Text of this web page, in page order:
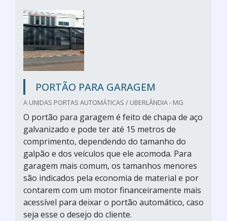
PORTÃO PARA GARAGEM
A UNIDAS PORTAS AUTOMÁTICAS / UBERLÂNDIA - MG
O portão para garagem é feito de chapa de aço
galvanizado e pode ter até 15 metros de
comprimento, dependendo do tamanho do
galpão e dos veículos que ele acomoda. Para
garagem mais comum, os tamanhos menores
são indicados pela economia de material e por
contarem com um motor financeiramente mais
acessível para deixar o portão automático, caso
seja esse o desejo do cliente.